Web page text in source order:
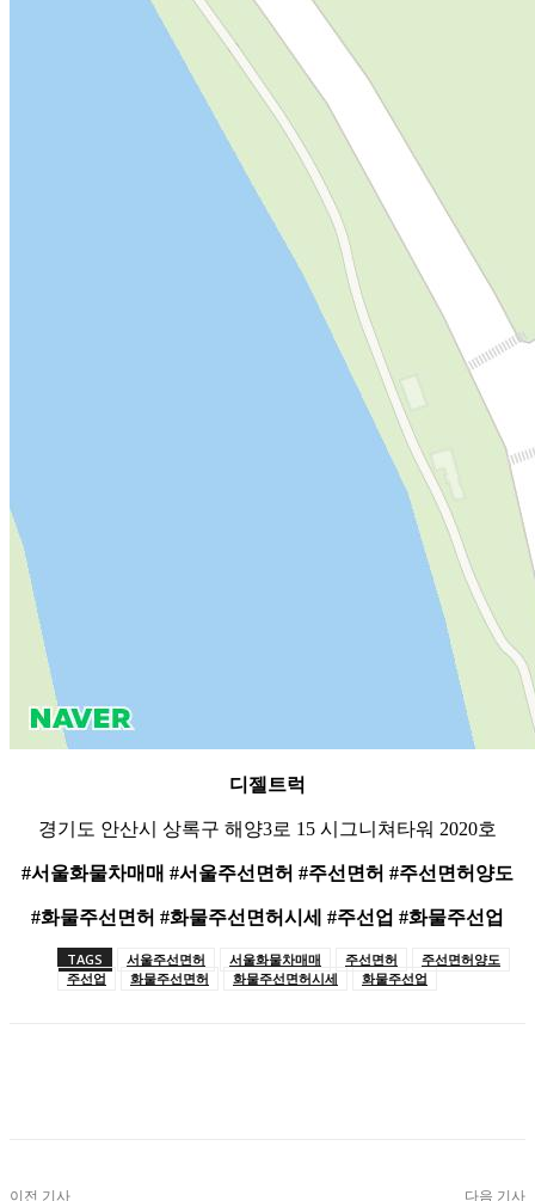
디젤트럭
경기도 안산시 상록구 해양3로 15 시그니쳐타워 2020호
#서울화물차매매 #서울주선면허 #주선면허 #주선면허양도
#화물주선면허 #화물주선면허시세 #주선업 #화물주선업
TAGS 서울주선면허 서울화물차매매 주선면허
주선면허양도
주선업
화물주선면허 화물주선면허시세 화물주선업
이전 기사 다음 기사